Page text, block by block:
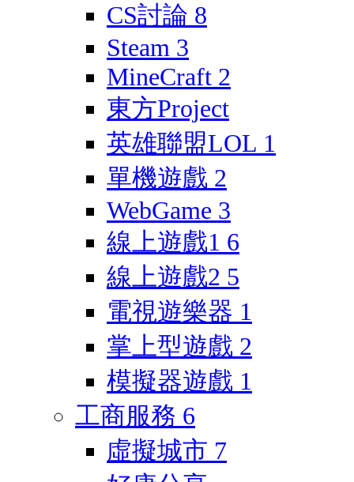
CS討論 8
Steam 3
MineCraft 2
東方Project
英雄聯盟LOL 1
單機遊戲 2
WebGame 3
線上遊戲1 6
線上遊戲2 5
電視遊樂器 1
掌上型遊戲 2
模擬器遊戲 1
工商服務 6
虛擬城市 7